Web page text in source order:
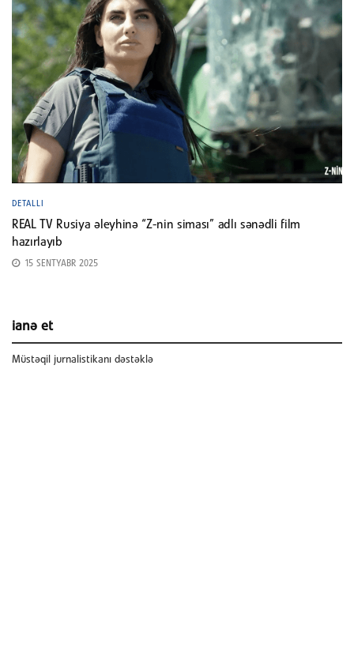
DETALLI
REAL TV Rusiya əleyhinə “Z-nin siması” adlı sənədli film
hazırlayıb
15 SENTYABR 2025
ianə et
Müstəqil jurnalistikanı dəstəklə